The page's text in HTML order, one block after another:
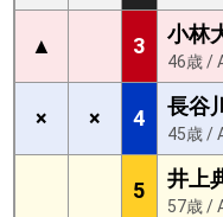
▲ 3 小林
46歳 /
× × 4 長谷
45歳 /
5 井上
57歳 /